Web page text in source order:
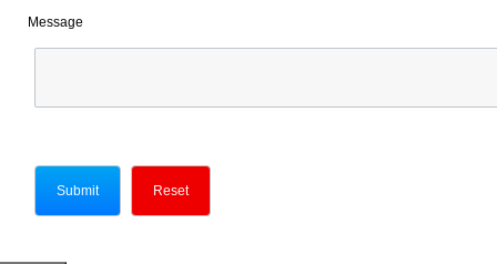
Message